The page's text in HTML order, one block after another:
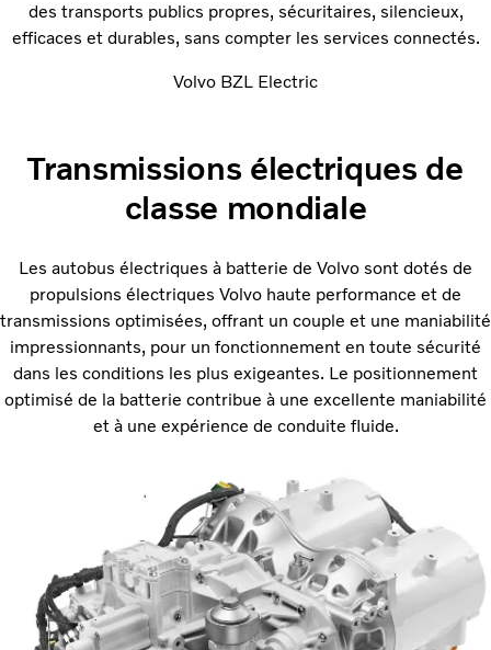
des transports publics propres, sécuritaires, silencieux,
efficaces et durables, sans compter les services connectés.
Volvo BZL Electric
Transmissions électriques de
classe mondiale
Les autobus électriques à batterie de Volvo sont dotés de
propulsions électriques Volvo haute performance et de
transmissions optimisées, offrant un couple et une maniabilité
impressionnants, pour un fonctionnement en toute sécurité
dans les conditions les plus exigeantes. Le positionnement
optimisé de la batterie contribue à une excellente maniabilité
et à une expérience de conduite fluide.